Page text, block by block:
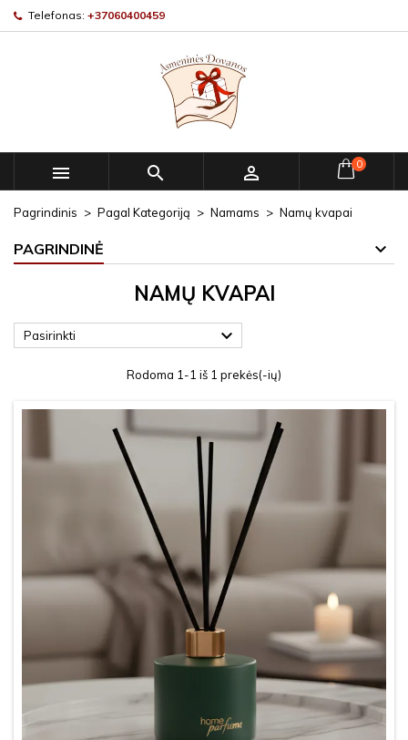
Telefonas: +37060400459
   0
Pagrindinis Pagal Kategoriją Namams Namų kvapai
PAGRINDINĖ
NAMŲ KVAPAI
Pasirinkti 
Rodoma 1-1 iš 1 prekės(-ių)